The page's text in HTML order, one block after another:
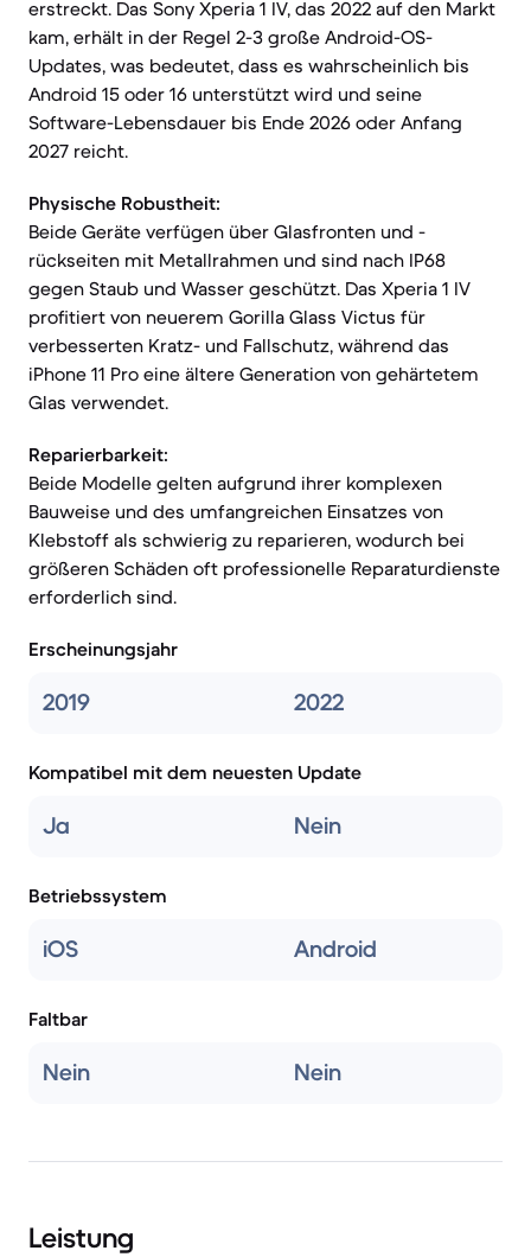
erstreckt. Das Sony Xperia 1 IV, das 2022 auf den Markt
kam, erhält in der Regel 2-3 große Android-OS-
Updates, was bedeutet, dass es wahrscheinlich bis
Android 15 oder 16 unterstützt wird und seine
Software-Lebensdauer bis Ende 2026 oder Anfang
2027 reicht.
Physische Robustheit:
Beide Geräte verfügen über Glasfronten und -
rückseiten mit Metallrahmen und sind nach IP68
gegen Staub und Wasser geschützt. Das Xperia 1 IV
profitiert von neuerem Gorilla Glass Victus für
verbesserten Kratz- und Fallschutz, während das
iPhone 11 Pro eine ältere Generation von gehärtetem
Glas verwendet.
Reparierbarkeit:
Beide Modelle gelten aufgrund ihrer komplexen
Bauweise und des umfangreichen Einsatzes von
Klebstoff als schwierig zu reparieren, wodurch bei
größeren Schäden oft professionelle Reparaturdienste
erforderlich sind.
Erscheinungsjahr
2019 2022
Kompatibel mit dem neuesten Update
Ja Nein
Betriebssystem
iOS Android
Faltbar
Nein Nein
Leistung